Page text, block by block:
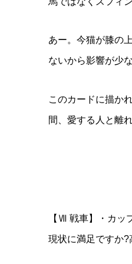
あー。今猫が膝の
ないから影響が少
このカードに描か
間、愛する人と離
【Ⅶ 戦車】・カッ
現状に満足ですか?